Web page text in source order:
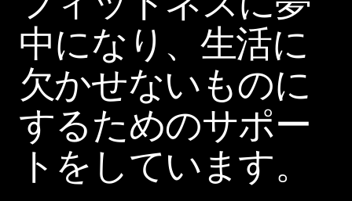
中になり、生活に
欠かせないものに
するためのサポー
トをしています。